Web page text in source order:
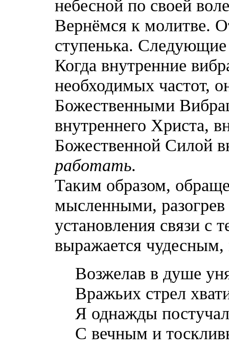
небесной по своей
Вернёмся к молитве.
ступенька.
Когда внутренние
необходимых частот,
Божественными
внутреннего Христа,
Божественной Силой
работать.
Таким образом,
мысленными, разогрев
установления связи с
выражается
Возжелав в душе
Вражьих стрел
Я однажды
С вечным и